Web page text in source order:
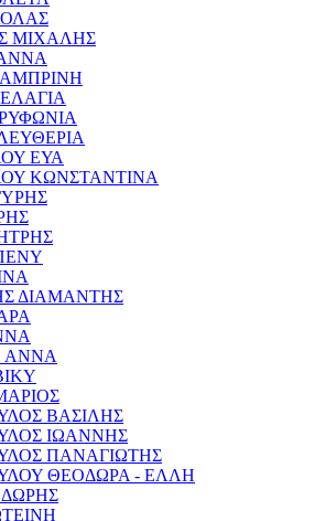
ΜΙΧΑΛΗΣ
ΕΥΑ
ΚΩΝΣΤΑΝΤΙΝΑ
ΔΙΑΜΑΝΤΗΣ
ΑΝΝΑ
ΒΑΣΙΛΗΣ
ΙΩΑΝΝΗΣ
ΠΑΝΑΓΙΩΤΗΣ
ΘΕΟΔΩΡΑ - ΕΛΛΗ